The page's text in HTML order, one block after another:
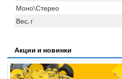
Моно\Стерео
Вес, г
Акции и новинки